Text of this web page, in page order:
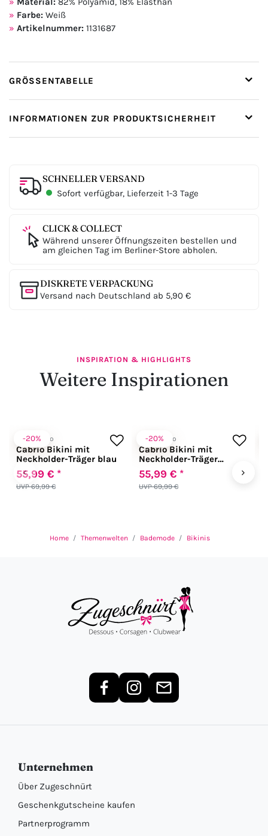
Farbe: Weiß
Artikelnummer: 1131687
GRÖSSENTABELLE
INFORMATIONEN ZUR PRODUKTSICHERHEIT
SCHNELLER VERSAND
Sofort verfügbar, Lieferzeit 1-3 Tage
CLICK & COLLECT
Während unserer Öffnungszeiten bestellen und
am gleichen Tag im Berliner-Store abholen.
DISKRETE VERPACKUNG
Versand nach Deutschland ab 5,90 €
INSPIRATION & HIGHLIGHTS
Weitere Inspirationen
‹
-20%
Anabel Arto
Cabrio Bikini mit
Neckholder-Träger blau
UVP 69,99 €
55,99 € *
-20%
Anabel Arto
Cabrio Bikini mit
Neckholder-Träger
schwarz
UVP 69,99 €
55,99 € * ›
Home Themenwelten Bademode Bikinis
Unternehmen
Über Zugeschnürt
Geschenkgutscheine kaufen
Partnerprogramm